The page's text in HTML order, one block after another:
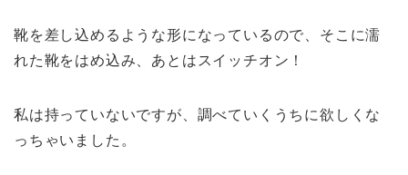
靴を差し込めるような形になっているので、そこに濡
れた靴をはめ込み、あとはスイッチオン！
私は持っていないですが、調べていくうちに欲しくな
っちゃいました。